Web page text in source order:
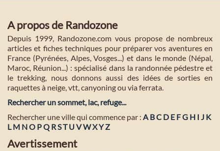
A propos de Randozone
Depuis 1999, Randozone.com vous propose de nombreux
articles et fiches techniques pour préparer vos aventures en
France (Pyrénées, Alpes, Vosges...) et dans le monde (Népal,
Maroc, Réunion...) : spécialisé dans la randonnée pédestre et
le trekking, nous donnons aussi des idées de sorties en
raquettes à neige, vtt, canyoning ou via ferrata.
Rechercher un sommet, lac, refuge...
Rechercher une ville qui commence par : A BC D E FG H I J K
L M NO PQ RST U VWXYZ
Avertissement